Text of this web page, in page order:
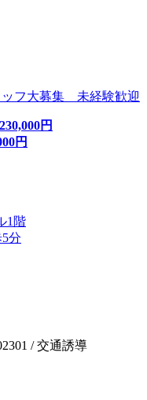
ッフ大募集 未経験歓迎
230,000円
円
1階
分
/ 交通誘導